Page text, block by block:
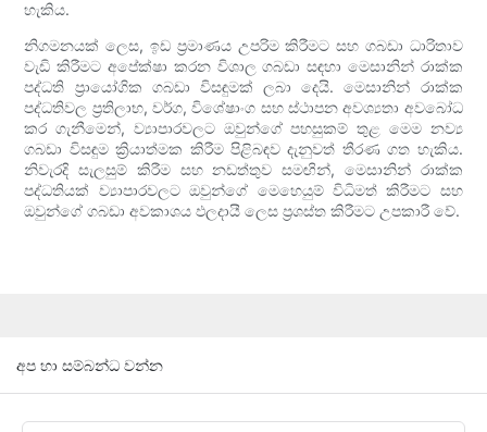
හැකිය.
නිගමනයක් ලෙස, ඉඩ ප්‍රමාණය උපරිම කිරීමට සහ ගබඩා ධාරිතාව
වැඩි කිරීමට අපේක්ෂා කරන විශාල ගබඩා සඳහා මෙසානින් රාක්ක
පද්ධති ප්‍රායෝගික ගබඩා විසඳුමක් ලබා දෙයි. මෙසානින් රාක්ක
පද්ධතිවල ප්‍රතිලාභ, වර්ග, විශේෂාංග සහ ස්ථාපන අවශ්‍යතා අවබෝධ
කර ගැනීමෙන්, ව්‍යාපාරවලට ඔවුන්ගේ පහසුකම් තුළ මෙම නව්‍ය
ගබඩා විසඳුම ක්‍රියාත්මක කිරීම පිළිබඳව දැනුවත් තීරණ ගත හැකිය.
නිවැරදි සැලසුම් කිරීම සහ නඩත්තුව සමඟින්, මෙසානින් රාක්ක
පද්ධතියක් ව්‍යාපාරවලට ඔවුන්ගේ මෙහෙයුම් විධිමත් කිරීමට සහ
ඔවුන්ගේ ගබඩා අවකාශය ඵලදායී ලෙස ප්‍රශස්ත කිරීමට උපකාරී වේ.
අප හා සම්බන්ධ වන්න